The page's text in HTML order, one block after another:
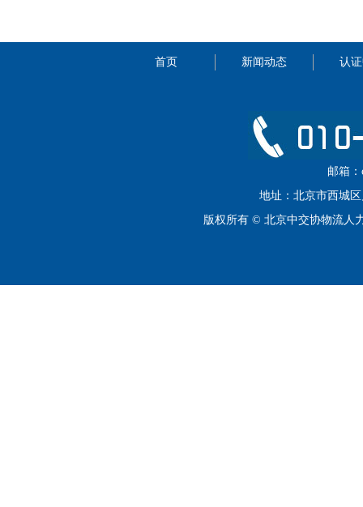
首页 新闻动态 认
邮箱：
地址：北京市西城区
版权所有 © 北京中交协物流人